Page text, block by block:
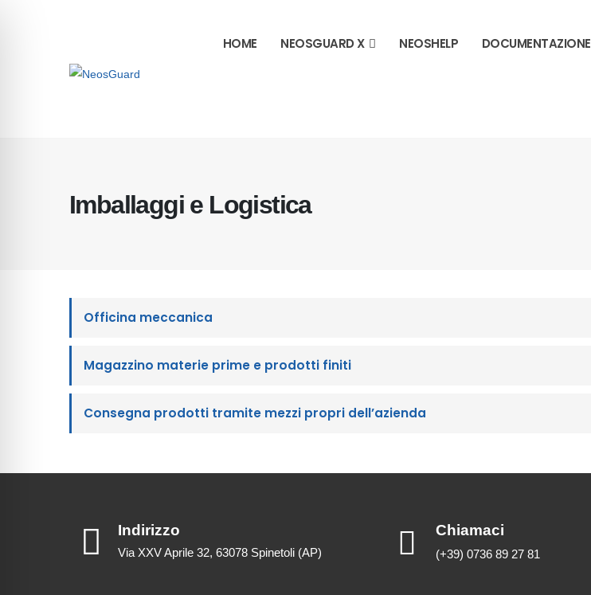
HOME NEOSGUARD X NEOSHELP DOCUMENTAZIONE
Imballaggi e Logistica
Officina meccanica
Magazzino materie prime e prodotti finiti
Consegna prodotti tramite mezzi propri dell’azienda
Indirizzo
Via XXV Aprile 32, 63078 Spinetoli (AP)
Chiamaci
(+39) 0736 89 27 81